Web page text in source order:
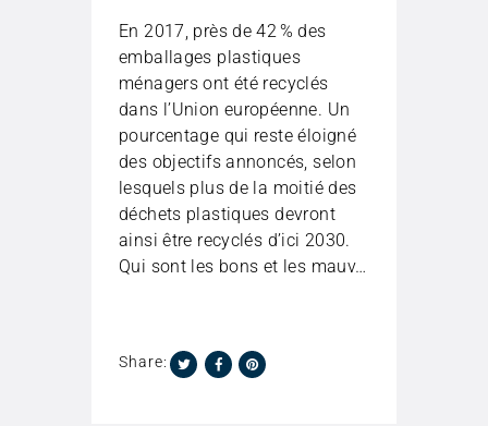
En 2017, près de 42 % des
emballages plastiques
ménagers ont été recyclés
dans l’Union européenne. Un
pourcentage qui reste éloigné
des objectifs annoncés, selon
lesquels plus de la moitié des
déchets plastiques devront
ainsi être recyclés d’ici 2030.
Qui sont les bons et les mauv…
Share: